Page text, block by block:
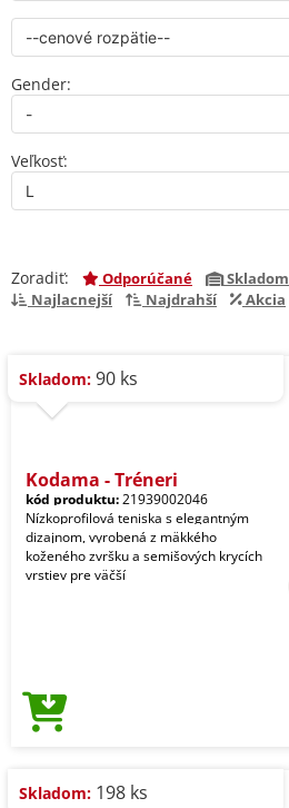
Gender:
Veľkosť:
Zoradiť: Odporúčané Skladom
Najlacnejší
Najdrahší Akcia
Skladom: 90 ks
Kodama - Tréneri
kód produktu:21939002046
Nízkoprofilová teniska s elegantným
dizajnom, vyrobená z mäkkého
koženého zvršku a semišových krycích
vrstiev pre väčší
Skladom: 198 ks